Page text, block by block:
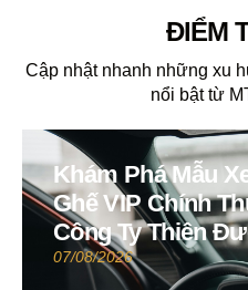
ĐIỂM
Cập nhật nhanh những xu
nổi bật từ
Khám Phá Mẫu
Ghế VIP Chính
Công Ty Thiên
07/08/2026